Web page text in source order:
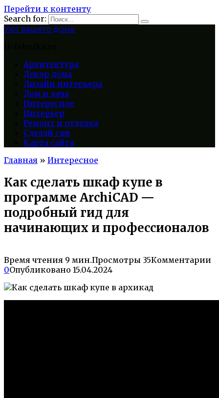
Перейти к контенту
Search for:
Уют вашего дома
Архитектура
Декор дома
Дизайн интерьера
Дом и дача
Интересное
Интерьер
Ремонт и отделка
Сделай сам
Карта сайта
Главная » Интересное
Как сделать шкаф купе в
программе ArchiCAD —
подробный гид для
начинающих и профессионалов
Время чтения 9 мин.Просмотры 35Комментарии
0Опубликовано 15.04.2024